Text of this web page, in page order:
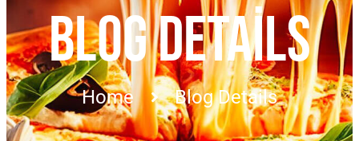
BLOG DETAILS
Home Blog Details